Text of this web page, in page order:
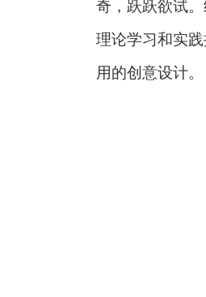
奇，跃跃欲试
理论学习和实
用的创意设计。